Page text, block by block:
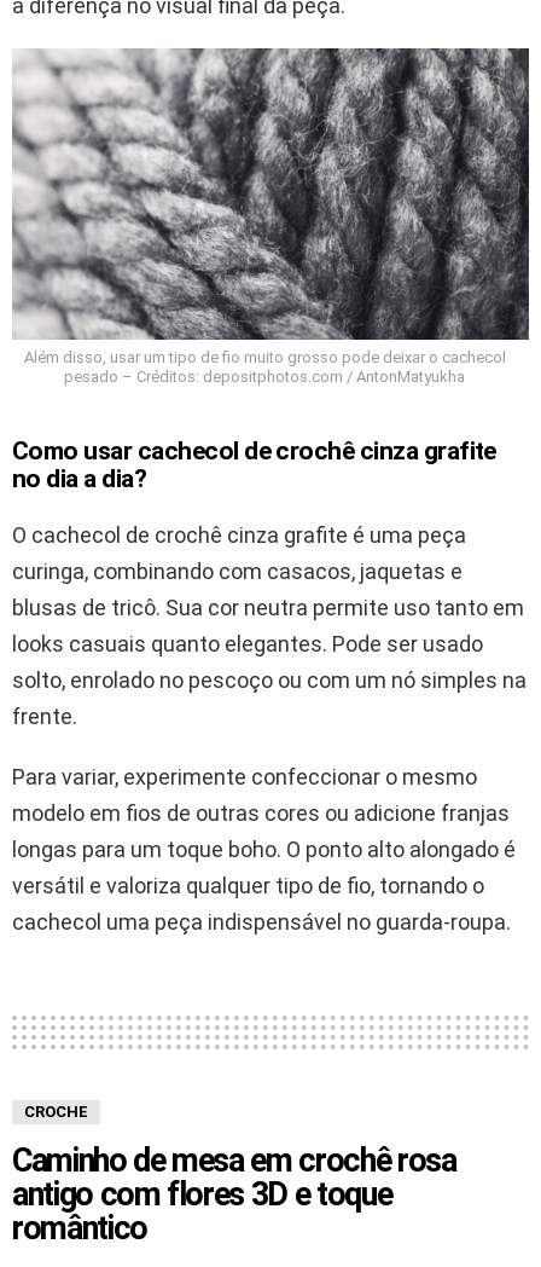
a diferença no visual final da peça.
Além disso, usar um tipo de fio muito grosso pode deixar o cachecol
pesado – Créditos: depositphotos.com / AntonMatyukha
Como usar cachecol de crochê cinza grafite
no dia a dia?
O cachecol de crochê cinza grafite é uma peça
curinga, combinando com casacos, jaquetas e
blusas de tricô. Sua cor neutra permite uso tanto em
looks casuais quanto elegantes. Pode ser usado
solto, enrolado no pescoço ou com um nó simples na
frente.
Para variar, experimente confeccionar o mesmo
modelo em fios de outras cores ou adicione franjas
longas para um toque boho. O ponto alto alongado é
versátil e valoriza qualquer tipo de fio, tornando o
cachecol uma peça indispensável no guarda-roupa.
CROCHE
Caminho de mesa em crochê rosa
antigo com flores 3D e toque
romântico